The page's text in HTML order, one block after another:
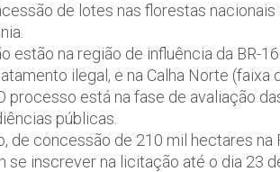
de lotes nas florestas nacionais
estão na região de influência da BR-
ilegal, e na Calha Norte (faixa
processo está na fase de avaliação
públicas.
de concessão de 210 mil hectares na
se inscrever na licitação até o dia 23